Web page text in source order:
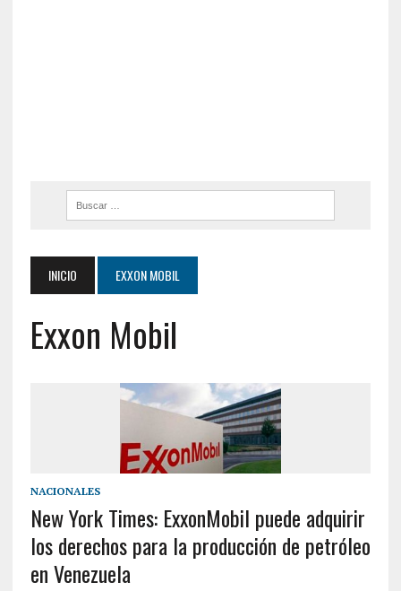
INICIO EXXON MOBIL
Exxon Mobil
NACIONALES
New York Times: ExxonMobil puede adquirir
los derechos para la producción de petróleo
en Venezuela